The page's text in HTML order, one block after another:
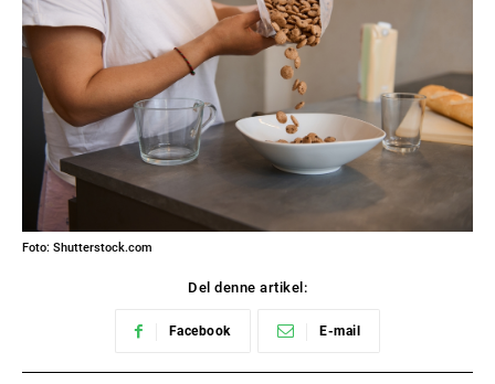
Foto: Shutterstock.com
Del denne artikel:
Facebook E-mail